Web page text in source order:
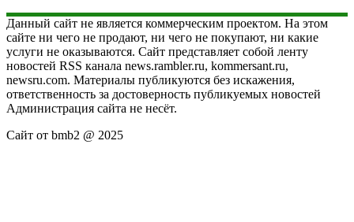
Данный сайт не является коммерческим проектом. На этом
сайте ни чего не продают, ни чего не покупают, ни какие
услуги не оказываются. Сайт представляет собой ленту
новостей RSS канала news.rambler.ru, kommersant.ru,
newsru.com. Материалы публикуются без искажения,
ответственность за достоверность публикуемых новостей
Администрация сайта не несёт.
Сайт от bmb2 @ 2025